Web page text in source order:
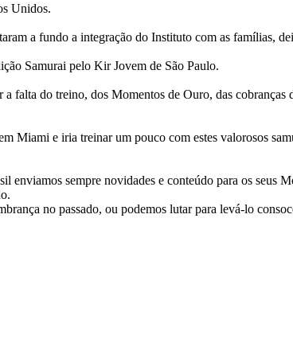
Unidos.
a fundo a integração do Instituto com as famílias,
Samurai pelo Kir Jovem de São Paulo.
falta do treino, dos Momentos de Ouro, das
Miami e iria treinar um pouco com estes valorosos
enviamos sempre novidades e conteúdo para os seus
no passado, ou podemos lutar para levá-lo